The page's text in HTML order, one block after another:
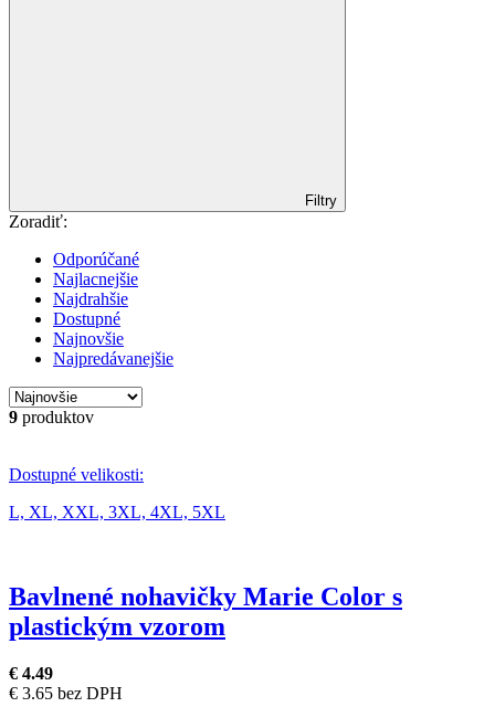
Filtry
Zoradiť:
Odporúčané
Najlacnejšie
Najdrahšie
Dostupné
Najnovšie
Najpredávanejšie
9 produktov
Dostupné velikosti:
L, XL, XXL, 3XL, 4XL, 5XL
Bavlnené nohavičky Marie Color s
plastickým vzorom
€ 4.49
€ 3.65 bez DPH